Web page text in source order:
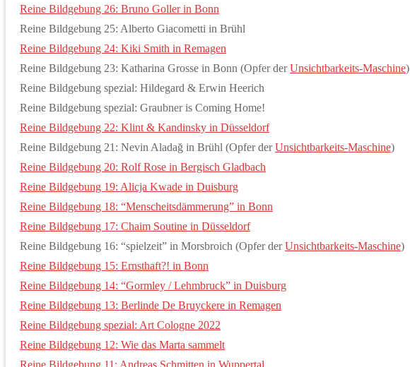
Reine Bildgebung 26: Bruno Goller in Bonn
Reine Bildgebung 25: Alberto Giacometti in Brühl
Reine Bildgebung 24: Kiki Smith in Remagen
Reine Bildgebung 23: Katharina Grosse in Bonn (Opfer derUnsichtbarkeits-Maschine)
Reine Bildgebung spezial: Hildegard & Erwin Heerich
Reine Bildgebung spezial: Graubner is Coming Home!
Reine Bildgebung 22: Klint & Kandinsky in Düsseldorf
Reine Bildgebung 21: Nevin Aladağ in Brühl (Opfer derUnsichtbarkeits-Maschine)
Reine Bildgebung 20: Rolf Rose in Bergisch Gladbach
Reine Bildgebung 19: Alicja Kwade in Duisburg
Reine Bildgebung 18: “Menscheitsdämmerung” in Bonn
Reine Bildgebung 17: Chaim Soutine in Düsseldorf
Reine Bildgebung 16: “spielzeit” in Morsbroich (Opfer derUnsichtbarkeits-Maschine)
Reine Bildgebung 15: Ernsthaft?! in Bonn
Reine Bildgebung 14: “Gormley / Lehmbruck” in Duisburg
Reine Bildgebung 13: Berlinde De Bruyckere in Remagen
Reine Bildgebung spezial: Art Cologne 2022
Reine Bildgebung 12: Wie das Marta sammelt
Reine Bildgebung 11: Andreas Schmitten in Wuppertal